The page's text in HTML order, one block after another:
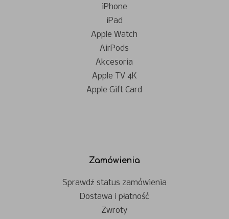
iPhone
iPad
Apple Watch
AirPods
Akcesoria
Apple TV 4K
Apple Gift Card
Zamówienia
Sprawdź status zamówienia
Dostawa i płatność
Zwroty